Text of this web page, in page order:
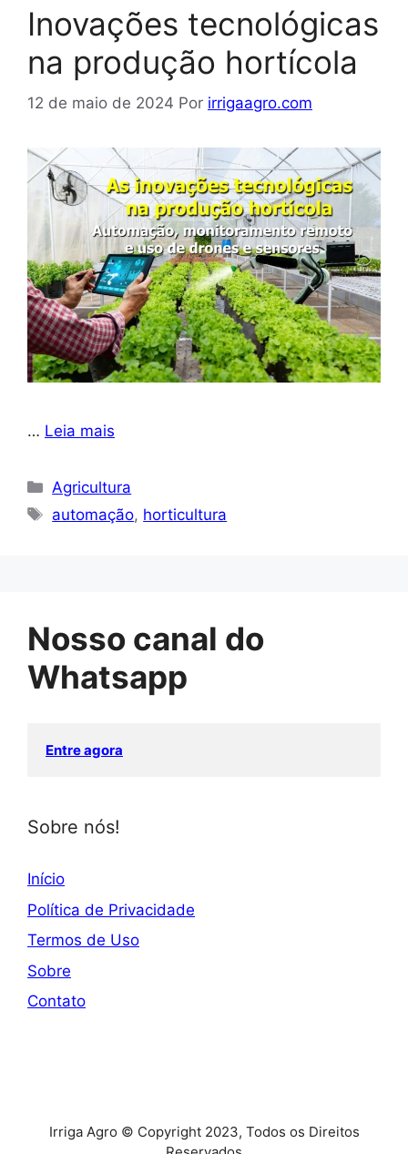
Inovações tecnológicas
na produção hortícola
12 de maio de 2024 Por irrigaagro.com
… Leia mais
Categorias
Agricultura
Tags
automação, horticultura
Nosso canal do
Whatsapp
Entre agora
Sobre nós!
Início
Política de Privacidade
Termos de Uso
Sobre
Contato
Irriga Agro © Copyright 2023, Todos os Direitos